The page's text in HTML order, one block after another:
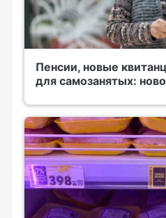
Пенсии, новые
для самозанятых: